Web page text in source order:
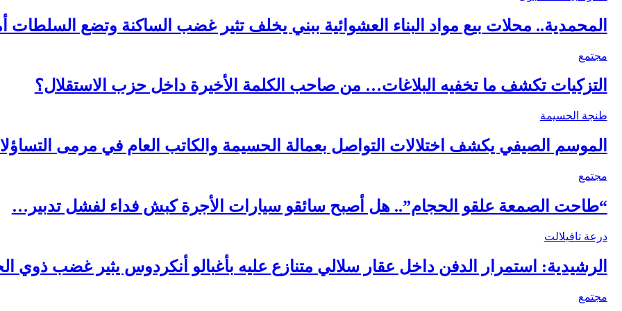
المحمدية.. محلات بيع مواد البناء العشوائية ببني يخلف تثير غضب الساكنة وتضع السلطات
مجتمع
التزكيات تكشف ما تخفيه البلاغات… من صاحب الكلمة الأخيرة داخل حزب الاستقلال؟
طنجة الحسيمة
الموسم الصيفي يكشف اختلالات التواصل بعمالة الحسيمة والكاتب العام في مرمى
مجتمع
“طاحت الصمعة علقو الحجام”.. هل أصبح سائقو سيارات الأجرة كبش فداء لفشل تدبير…
درعة تافيلالت
الرشيدية: استمرار الدفن داخل عقار سلالي متنازع عليه بأغبالو أنكردوس يثير غضب ذوي
مجتمع